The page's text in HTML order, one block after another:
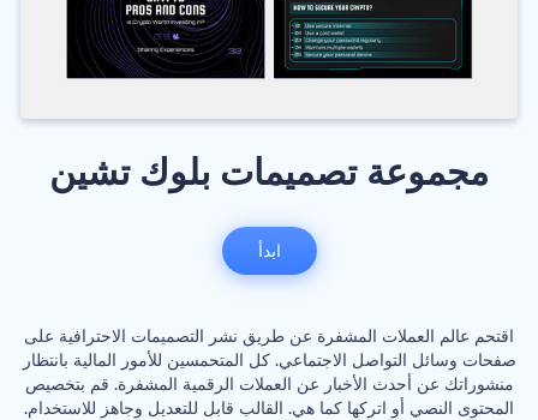
مجموعة تصميمات بلوك تشين
اقتحم عالم العملات المشفرة عن طريق نشر التصميمات الاحترافية على
صفحات وسائل التواصل الاجتماعي. كل المتحمسين للأمور المالية بانتظار
منشوراتك عن أحدث الأخبار عن العملات الرقمية المشفرة. قم بتخصيص
المحتوى النصي أو اتركها كما هي. القالب قابل للتعديل وجاهز للاستخدام.
ابدأ